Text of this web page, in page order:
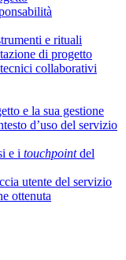
e rituali
di progetto
collaborativi
e la sua gestione
d’uso del servizio
e i touchpointdel
utente del servizio
ottenuta